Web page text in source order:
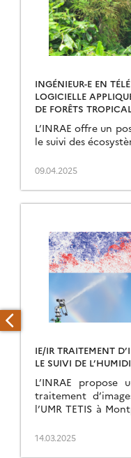
INGÉNIEUR-E EN
LOGICIELLE
DE FORÊTS
L’INRAE offre un
le suivi des
09.04.2025
IE/IR TRAITEMENT
LE SUIVI DE
L’INRAE
traitement
l’UMR TETIS à
14.03.2025